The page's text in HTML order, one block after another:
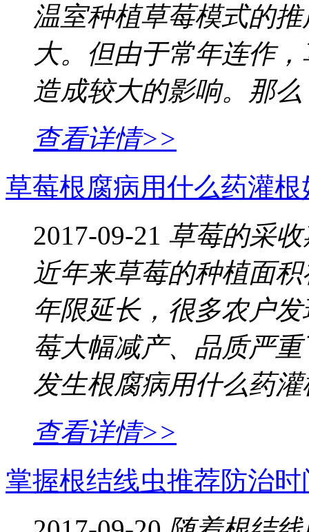
温室种植草莓模式的
大。但由于常年连作
造成较大的影响。那
查看详情>>
草莓根腐病用什么药灌根
2017-09-21 草莓的采
近年来草莓的种植面
年限延长，很多农户
莓大幅减产、品质严
发生根腐病用什么药
查看详情>>
掌握根结线虫推荐防治